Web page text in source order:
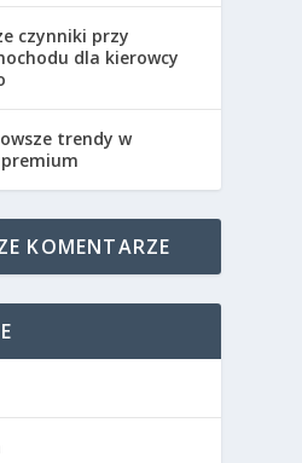
czynniki przy
dla kierowcy
trendy w
KOMENTARZE